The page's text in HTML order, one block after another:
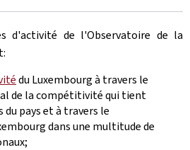
d'activité de l'Observatoire de la
du Luxembourg à travers le
de la compétitivité qui tient
pays et à travers le
dans une multitude de